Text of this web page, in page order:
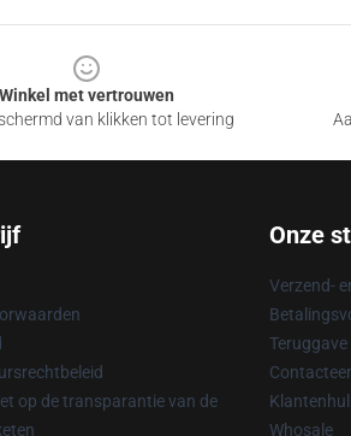
Winkel met vertrouwen
van klikken tot levering
op de transparantie van de
Onze
Verzend-
Whosale